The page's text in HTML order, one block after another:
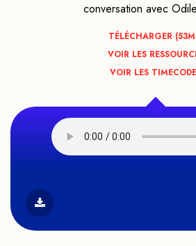
conversation avec
TÉLÉCHARGER (53
VOIR LES
VOIR LES